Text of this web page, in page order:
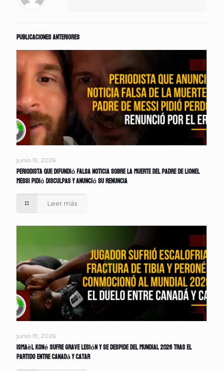
Publicaciones anteriores
junio 19, 2026
Periodista que difundió falsa noticia sobre la muerte del padre de Lionel
Messi pidió disculpas y anunció su renuncia
Leer más
junio 19, 2026
Ismaël Koné sufre grave lesión y se despide del Mundial 2026 tras el
partido entre Canadá y Catar